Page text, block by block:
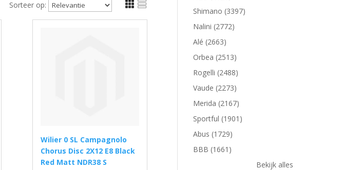
 
Sorteer op:
Wilier 0 SL Campagnolo
Chorus Disc 2X12 E8 Black
Red Matt NDR38 S
Shimano (3397)
Nalini (2772)
Alé (2663)
Orbea (2513)
Rogelli (2488)
Vaude (2273)
Merida (2167)
Sportful (1901)
Abus (1729)
BBB (1661)
Bekijk alles